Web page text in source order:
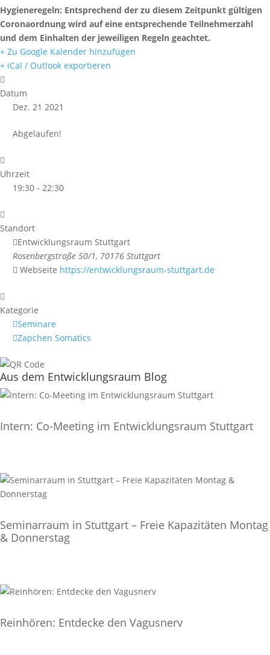
Hygieneregeln: Entsprechend der zu diesem Zeitpunkt gültigen
Coronaordnung wird auf eine entsprechende Teilnehmerzahl
und dem Einhalten der jeweiligen Regeln geachtet.
+ Zu Google Kalender hinzufügen
+ iCal / Outlook exportieren
Datum
Dez. 21 2021
Abgelaufen!
Uhrzeit
19:30 - 22:30
Standort
Entwicklungsraum Stuttgart
Rosenbergstraße 50/1, 70176 Stuttgart
Webseite https://entwicklungsraum-stuttgart.de
Kategorie
Seminare
Zapchen Somatics
Aus dem Entwicklungsraum Blog
Intern: Co-Meeting im Entwicklungsraum Stuttgart
Seminarraum in Stuttgart – Freie Kapazitäten Montag
& Donnerstag
Reinhören: Entdecke den Vagusnerv